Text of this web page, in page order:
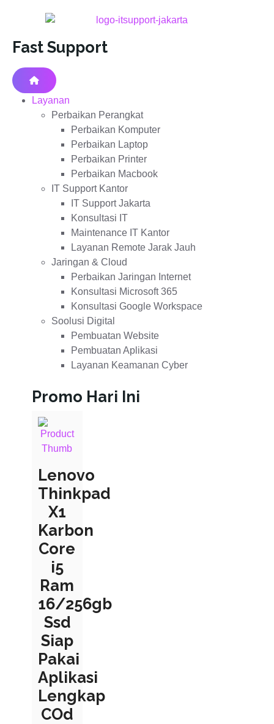
Fast Support
Layanan
Perbaikan Perangkat
Perbaikan Komputer
Perbaikan Laptop
Perbaikan Printer
Perbaikan Macbook
IT Support Kantor
IT Support Jakarta
Konsultasi IT
Maintenance IT Kantor
Layanan Remote Jarak Jauh
Jaringan & Cloud
Perbaikan Jaringan Internet
Konsultasi Microsoft 365
Konsultasi Google Workspace
Soolusi Digital
Pembuatan Website
Pembuatan Aplikasi
Layanan Keamanan Cyber
Promo Hari Ini
Lenovo
Thinkpad
X1
Karbon
Core
i5
Ram
16/256gb
Ssd
Siap
Pakai
Aplikasi
Lengkap
COd